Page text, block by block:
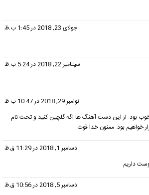
جولای 23, 2018 در 1:45 ب.ظ
سپتامبر 22, 2018 در 5:24 ب.ظ
نوامبر 29, 2018 در 10:47 ب.ظ
بود. از این دست آهنگ ها اگه گلچین کنید و تحت نام
خواهیم بود. ممنون خدا قوت.
دسامبر 1, 2018 در 11:29 ق.ظ
داریم
دسامبر 5, 2018 در 10:56 ق.ظ